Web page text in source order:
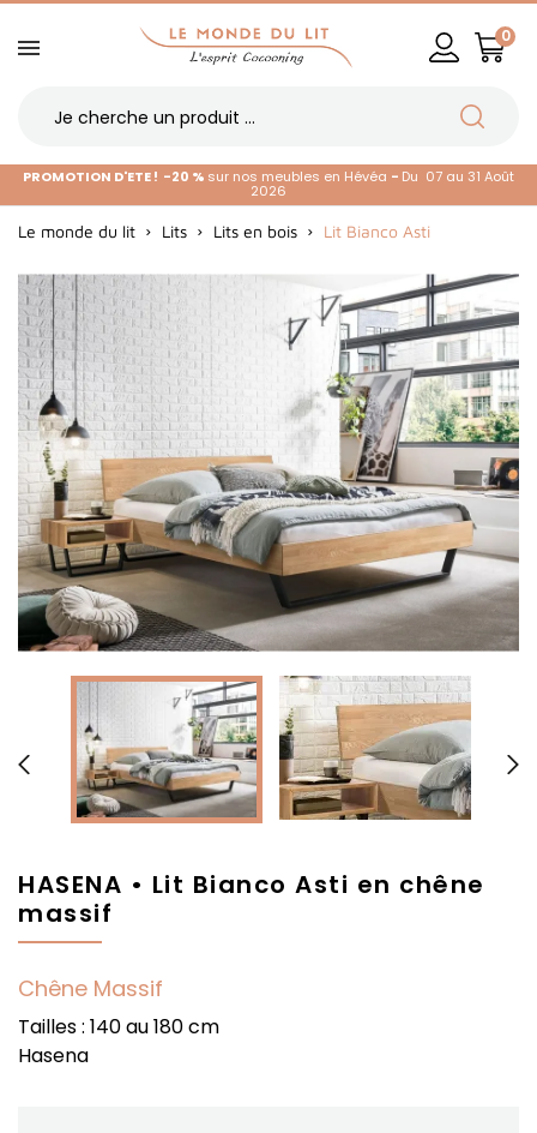
0
PROMOTION D'ETE ! -20 % sur nos meubles en Hévéa - Du 07 au 31 Août
2026
Le monde du lit Lits Lits en bois Lit Bianco Asti
 
HASENA • Lit Bianco Asti en chêne
massif
Chêne Massif
Tailles : 140 au 180 cm
Hasena